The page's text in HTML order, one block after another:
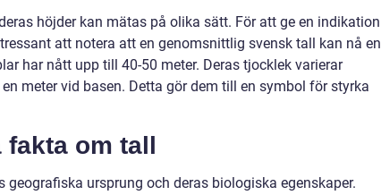
höjder kan mätas på olika sätt. För att ge en indikation
att notera att en genomsnittlig svensk tall kan nå en
har nått upp till 40-50 meter. Deras tjocklek varierar
meter vid basen. Detta gör dem till en symbol för styrka
om tall
ursprung och deras biologiska egenskaper.